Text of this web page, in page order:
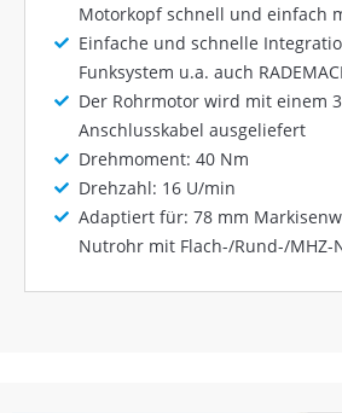
Motorkopf schnell und einfach
Einfache und schnelle
Funksystem u.a. auch
Der Rohrmotor wird mit einem
Anschlusskabel ausgeliefert
Drehmoment: 40 Nm
Drehzahl: 16 U/min
Adaptiert für: 78 mm
Nutrohr mit Flach-/Rund-/MHZ-